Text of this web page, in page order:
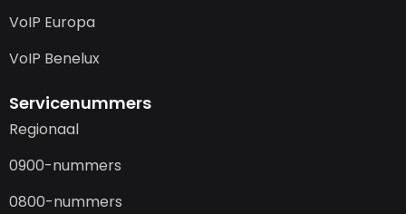
VoIP Europa
VoIP Benelux
Servicenummers
Regionaal
0900-nummers
0800-nummers